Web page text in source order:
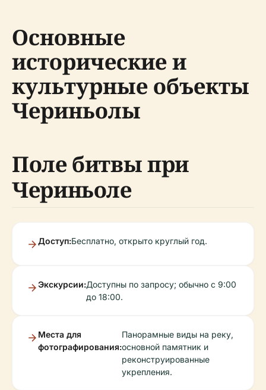
Основные
исторические и
культурные объекты
Чериньолы
Поле битвы при
Чериньоле
Доступ:Бесплатно, открыто круглый год.
Экскурсии:Доступны по запросу; обычно с 9:00
до 18:00.
Места для
фотографирования:
Панорамные виды на реку,
основной памятник и
реконструированные
укрепления.